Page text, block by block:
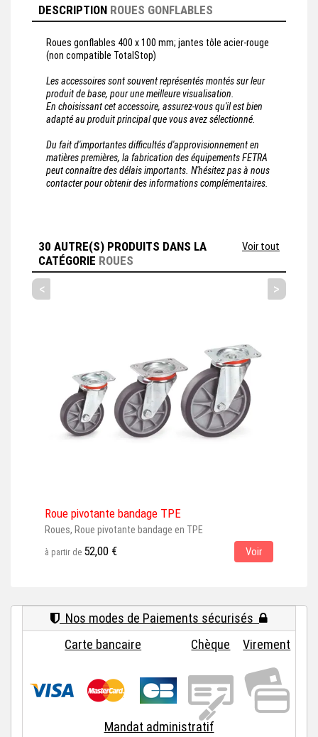
DESCRIPTION ROUES GONFLABLES
Roues gonflables 400 x 100 mm; jantes tôle acier-rouge
(non compatible TotalStop)
Les accessoires sont souvent représentés montés sur leur
produit de base, pour une meilleure visualisation.
En choisissant cet accessoire, assurez-vous qu'il est bien
adapté au produit principal que vous avez sélectionné.
Du fait d'importantes difficultés d'approvisionnement en
matières premières, la fabrication des équipements FETRA
peut connaître des délais importants. N'hésitez pas à nous
contacter pour obtenir des informations complémentaires.
30 AUTRE(S) PRODUITS DANS LA
CATÉGORIE ROUES
Voir tout
< >
Roue pivotante bandage TPE
Roues, Roue pivotante bandage en TPE
à partir de 52,00 € Voir
Nos modes de Paiements sécurisés
Carte bancaire
Chèque Virement
Mandat administratif